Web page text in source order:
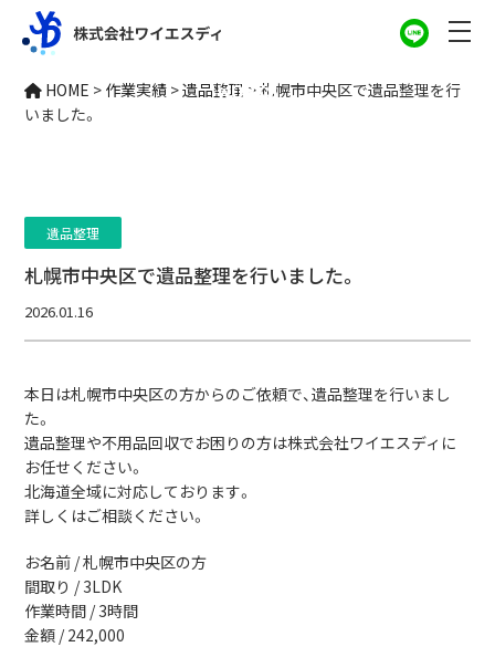
作業実績
WORKS
HOME > 作業実績 >遺品整理 >札幌市中央区で遺品整理を行
いました。
遺品整理
札幌市中央区で遺品整理を行いました。
2026.01.16
本日は札幌市中央区の方からのご依頼で、遺品整理を行いまし
た。
遺品整理や不用品回収でお困りの方は株式会社ワイエスディに
お任せください。
北海道全域に対応しております。
詳しくはご相談ください。
お名前 / 札幌市中央区の方
間取り / 3LDK
作業時間 / 3時間
金額 / 242,000